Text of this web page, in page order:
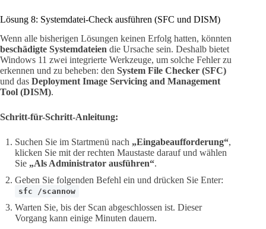
Lösung 8: Systemdatei-Check ausführen (SFC und DISM)
Wenn alle bisherigen Lösungen keinen Erfolg hatten, könnten
beschädigte Systemdateien die Ursache sein. Deshalb bietet
Windows 11 zwei integrierte Werkzeuge, um solche Fehler zu
erkennen und zu beheben: den System File Checker (SFC)
und das Deployment Image Servicing and Management
Tool (DISM).
Schritt-für-Schritt-Anleitung:
Suchen Sie im Startmenü nach „Eingabeaufforderung“,
klicken Sie mit der rechten Maustaste darauf und wählen
Sie „Als Administrator ausführen“.
Geben Sie folgenden Befehl ein und drücken Sie Enter:
sfc /scannow
Warten Sie, bis der Scan abgeschlossen ist. Dieser
Vorgang kann einige Minuten dauern.